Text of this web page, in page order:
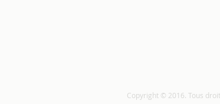
Copyright © 2016. Tous